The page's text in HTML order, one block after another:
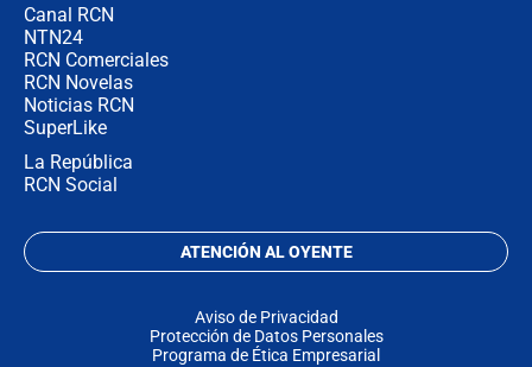
Canal RCN
NTN24
RCN Comerciales
RCN Novelas
Noticias RCN
SuperLike
La República
RCN Social
ATENCIÓN AL OYENTE
Aviso de Privacidad
Protección de Datos Personales
Programa de Ética Empresarial